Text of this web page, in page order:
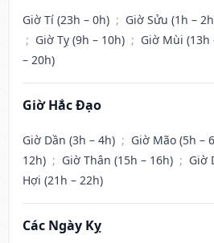
Giờ Tí (23h – 0h) ; Giờ Sửu (1h –
; Giờ Tỵ (9h – 10h) ; Giờ Mùi (13h
– 20h)
Giờ Hắc Đạo
Giờ Dần (3h – 4h) ; Giờ Mão (5h –
12h) ; Giờ Thân (15h – 16h) ; Giờ
Hợi (21h – 22h)
Các Ngày Kỵ